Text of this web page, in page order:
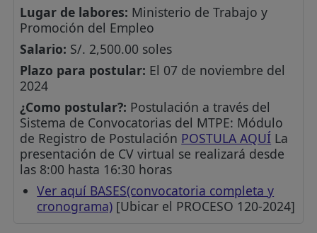
Lugar de labores: Ministerio de Trabajo y
Promoción del Empleo
Salario: S/. 2,500.00 soles
Plazo para postular: El 07 de noviembre del
2024
¿Como postular?: Postulación a través del
Sistema de Convocatorias del MTPE: Módulo
de Registro de Postulación POSTULA AQUÍ La
presentación de CV virtual se realizará desde
las 8:00 hasta 16:30 horas
Ver aquí BASES(convocatoria completa y
cronograma) [Ubicar el PROCESO 120-2024]